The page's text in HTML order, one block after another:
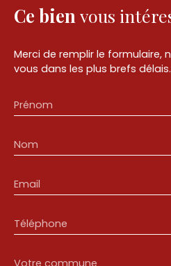
Ce bien vous
Merci de remplir le formulaire,
vous dans les plus brefs délais.
Prénom
Nom
Email
Téléphone
Votre commune